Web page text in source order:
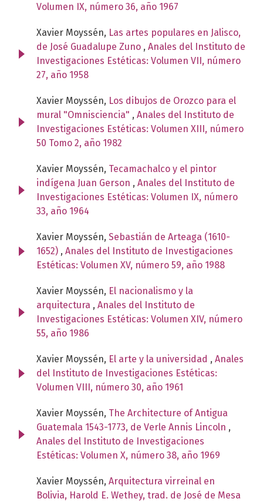
Volumen IX, número 36, año 1967
Xavier Moyssén, Las artes populares en Jalisco,
de José Guadalupe Zuno , Anales del Instituto de
Investigaciones Estéticas: Volumen VII, número
27, año 1958
Xavier Moyssén, Los dibujos de Orozco para el
mural "Omnisciencia" , Anales del Instituto de
Investigaciones Estéticas: Volumen XIII, número
50 Tomo 2, año 1982
Xavier Moyssén, Tecamachalco y el pintor
indígena Juan Gerson , Anales del Instituto de
Investigaciones Estéticas: Volumen IX, número
33, año 1964
Xavier Moyssén, Sebastián de Arteaga (1610-
1652) , Anales del Instituto de Investigaciones
Estéticas: Volumen XV, número 59, año 1988
Xavier Moyssén, El nacionalismo y la
arquitectura , Anales del Instituto de
Investigaciones Estéticas: Volumen XIV, número
55, año 1986
Xavier Moyssén, El arte y la universidad , Anales
del Instituto de Investigaciones Estéticas:
Volumen VIII, número 30, año 1961
Xavier Moyssén, The Architecture of Antigua
Guatemala 1543-1773, de Verle Annis Lincoln ,
Anales del Instituto de Investigaciones
Estéticas: Volumen X, número 38, año 1969
Xavier Moyssén, Arquitectura virreinal en
Bolivia, Harold E. Wethey, trad. de José de Mesa